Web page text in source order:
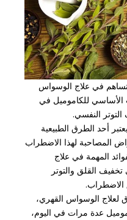
تساهم في علاج الوسواس
للكاموميل في
النفسي.
أحد الطرق الطبيعية
المصاحبة لهذا الاضطراب
المهمة في علاج
القلق والتوتر
الاضطراب.
لعلاج الوسواس القهري،
عدة مرات في اليوم،